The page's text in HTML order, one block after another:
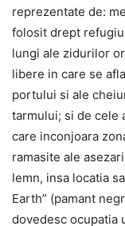
reprezentate de:
folosit drept
lungi ale zidurilor
libere in care se
portului si ale
tarmului; si de cele
care inconjoara
ramasite ale
lemn, insa locatia
Earth” (pamant
dovedesc ocupatia